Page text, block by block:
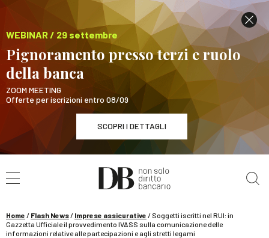
WEBINAR / 29 settembre
Pignoramento presso terzi e ruolo
della banca
ZOOM MEETING
Offerte per iscrizioni entro 08/09
SCOPRI I DETTAGLI
WEBINAR / 29 settembre
Pignoramento presso terzi e ruolo della banca
Home / Flash News/ Imprese assicurative / Soggetti iscritti nel RUI: in
Gazzetta Ufficiale il provvedimento IVASS sulla comunicazione delle
informazioni relative alle partecipazioni e agli stretti legami